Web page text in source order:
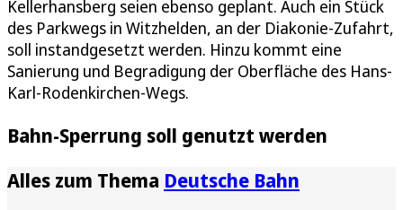
Kellerhansberg seien ebenso geplant. Auch ein Stück
des Parkwegs in Witzhelden, an der Diakonie-Zufahrt,
soll instandgesetzt werden. Hinzu kommt eine
Sanierung und Begradigung der Oberfläche des Hans-
Karl-Rodenkirchen-Wegs.
Bahn-Sperrung soll genutzt werden
Alles zum Thema Deutsche Bahn